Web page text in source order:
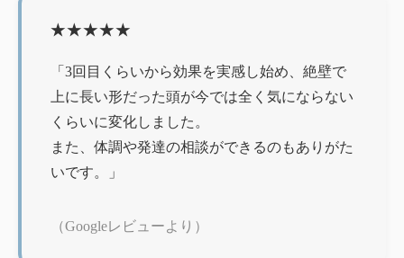
★★★★★
「3回目くらいから効果を実感し始め、絶壁で
上に長い形だった頭が今では全く気にならない
くらいに変化しました。
また、体調や発達の相談ができるのもありがた
いです。」
（Googleレビューより）